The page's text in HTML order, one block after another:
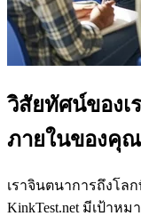
วิสัยทัศน์ของเ
ภายในของคุณ
เราจินตนาการถึงโล
KinkTest.net มีเป้า